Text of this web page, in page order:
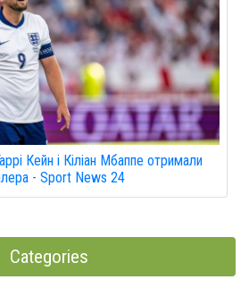
Кейн і Кіліан Мбаппе отримали
- Sport News 24
Categories